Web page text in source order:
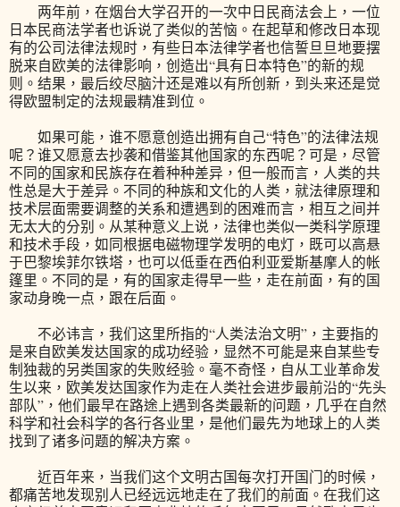
两年前，在烟台大学召开的一次中日民商法会上，一位
日本民商法学者也诉说了类似的苦恼。在起草和修改日本现
有的公司法律法规时，有些日本法律学者也信誓旦旦地要摆
脱来自欧美的法律影响，创造出“具有日本特色”的新的规
则。结果，最后绞尽脑汁还是难以有所创新，到头来还是觉
得欧盟制定的法规最精准到位。
如果可能，谁不愿意创造出拥有自己“特色”的法律法规
呢？谁又愿意去抄袭和借鉴其他国家的东西呢？可是，尽管
不同的国家和民族存在着种种差异，但一般而言，人类的共
性总是大于差异。不同的种族和文化的人类，就法律原理和
技术层面需要调整的关系和遭遇到的困难而言，相互之间并
无太大的分别。从某种意义上说，法律也类似一类科学原理
和技术手段，如同根据电磁物理学发明的电灯，既可以高悬
于巴黎埃菲尔铁塔，也可以低垂在西伯利亚爱斯基摩人的帐
篷里。不同的是，有的国家走得早一些，走在前面，有的国
家动身晚一点，跟在后面。
不必讳言，我们这里所指的“人类法治文明”，主要指的
是来自欧美发达国家的成功经验，显然不可能是来自某些专
制独裁的另类国家的失败经验。毫不奇怪，自从工业革命发
生以来，欧美发达国家作为走在人类社会进步最前沿的“先头
部队”，他们最早在路途上遇到各类最新的问题，几乎在自然
科学和社会科学的各行各业里，是他们最先为地球上的人类
找到了诸多问题的解决方案。
近百年来，当我们这个文明古国每次打开国门的时候，
都痛苦地发现别人已经远远地走在了我们的前面。在我们这